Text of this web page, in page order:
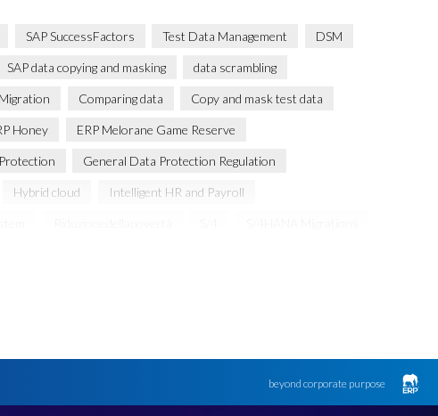
SAP SuccessFactors Test Data Management DSM
SAP data copying and masking data scrambling
Comparing data Copy and mask test data
Honey ERP Melorane Game Reserve
General Data Protection Regulation
Hybrid cloud Intelligent HR and Payroll
beyond corporate purpose